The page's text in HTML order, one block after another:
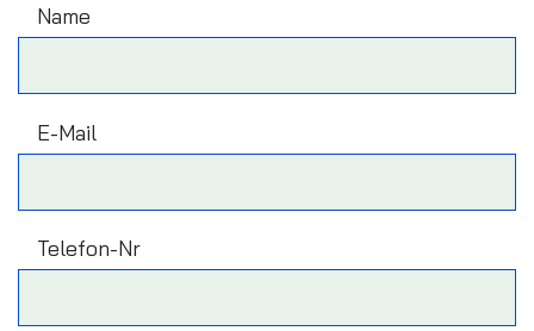
Name
E-Mail
Telefon-Nr